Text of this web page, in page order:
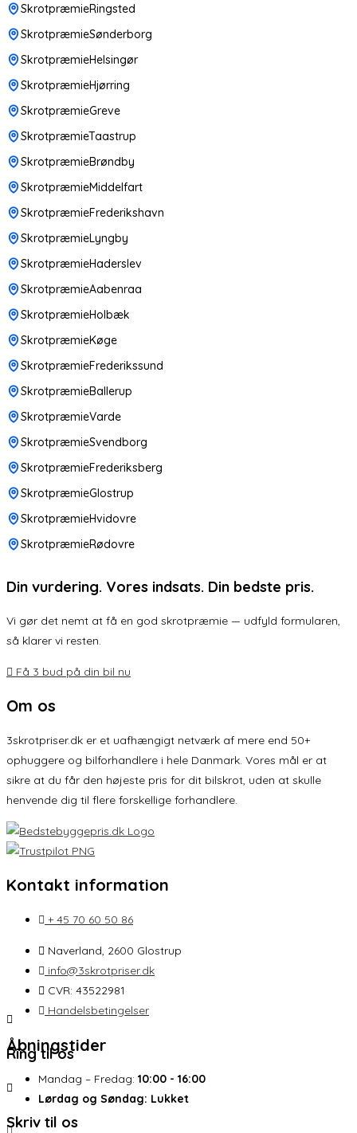
SkrotpræmieRingsted
SkrotpræmieSønderborg
SkrotpræmieHelsingør
SkrotpræmieHjørring
SkrotpræmieGreve
SkrotpræmieTaastrup
SkrotpræmieBrøndby
SkrotpræmieMiddelfart
SkrotpræmieFrederikshavn
SkrotpræmieLyngby
SkrotpræmieHaderslev
SkrotpræmieAabenraa
SkrotpræmieHolbæk
SkrotpræmieKøge
SkrotpræmieFrederikssund
SkrotpræmieBallerup
SkrotpræmieVarde
SkrotpræmieSvendborg
SkrotpræmieFrederiksberg
SkrotpræmieGlostrup
SkrotpræmieHvidovre
SkrotpræmieRødovre
Din vurdering. Vores indsats. Din bedste pris.
Vi gør det nemt at få en god skrotpræmie — udfyld formularen,
så klarer vi resten.
Få 3 bud på din bil nu
Om os
3skrotpriser.dk er et uafhængigt netværk af mere end 50+
ophuggere og bilforhandlere i hele Danmark. Vores mål er at
sikre at du får den højeste pris for dit bilskrot, uden at skulle
henvende dig til flere forskellige forhandlere.
Kontakt information
+ 45 70 60 50 86
Naverland, 2600 Glostrup
info@3skrotpriser.dk
CVR: 43522981
Handelsbetingelser
Åbningstider
Mandag – Fredag: 10:00 - 16:00
Lørdag og Søndag: Lukket
Ring til os
Skriv til os